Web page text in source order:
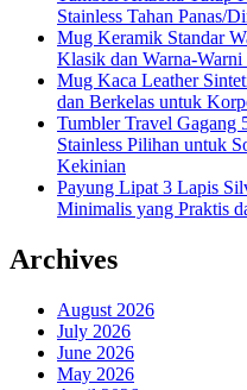
Stainless Tahan Panas/
Mug Keramik Standar
Klasik dan Warna-
Mug Kaca Leather
dan Berkelas untuk
Tumbler Travel Gagang
Stainless Pilihan untuk
Kekinian
Payung Lipat 3 Lapis
Minimalis yang Praktis
Archives
August 2026
July 2026
June 2026
May 2026